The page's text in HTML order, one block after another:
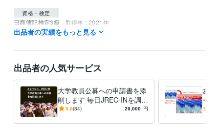
資格・検定
日商簿記検定3級 取得年 : 2021年
Wix:10年Excel:20年PowerPoint:20年Word:20年STORES:3年
ライティング・翻訳 研究論文添削 Webデザイン
大学 テクノロジー 環境 バイオ 経営
学歴
東京大学大学院 2002年3月 ~ 2007年2月
出品者の実績をもっと見る
出品者の人気サービス
大学教員公募への申請書を添
削します 毎日JREC-INを調べ
る日々を終わらせましょう
5.0(34) 29,000 円
あな
ータ
ング